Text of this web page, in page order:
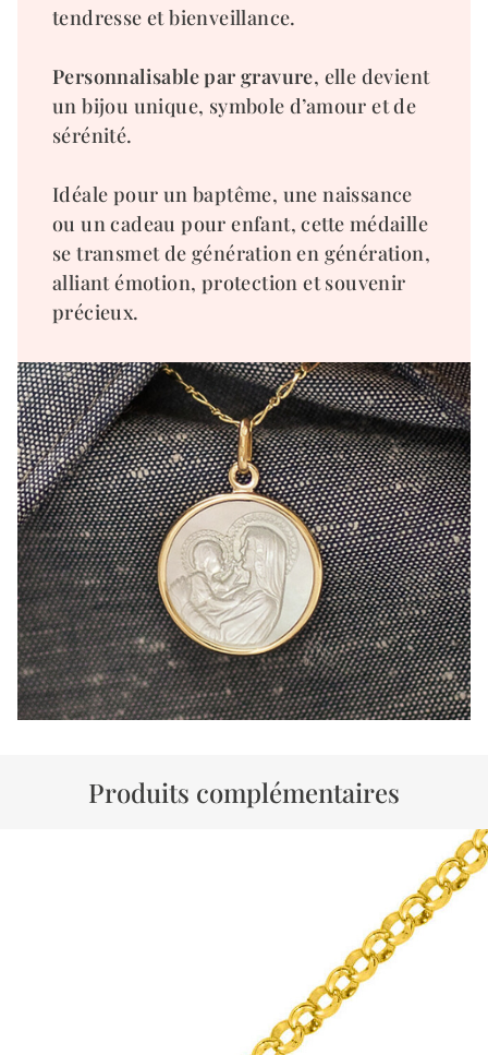
tendresse et bienveillance.
Personnalisable par gravure, elle devient
un bijou unique, symbole d’amour et de
sérénité.
Idéale pour un baptême, une naissance
ou un cadeau pour enfant, cette médaille
se transmet de génération en génération,
alliant émotion, protection et souvenir
précieux.
Produits complémentaires